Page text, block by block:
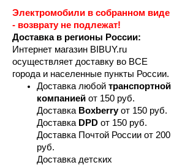
Электромобили в собранном виде
- возврату не подлежат!
Доставка в регионы России:
Интернет магазин BIBUY.ru
осуществляет доставку во ВСЕ
города и населенные пункты России.
Доставка любой транспортной
компанией от 150 руб.
Доставка Boxberry от 150 руб.
Доставка DPD от 150 руб.
Доставка Почтой России от 200
руб.
Доставка детских